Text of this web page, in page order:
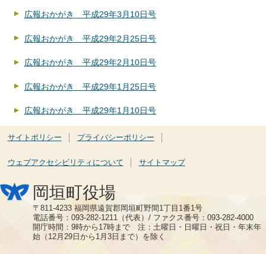
広報おかがき 平成29年3月10日号
広報おかがき 平成29年2月25日号
広報おかがき 平成29年2月10日号
広報おかがき 平成29年1月25日号
広報おかがき 平成29年1月10日号
サイトポリシー プライバシーポリシー
ウェブアクセシビリティについて サイトマップ
岡垣町役場
〒811-4233 福岡県遠賀郡岡垣町野間1丁目1番1号
電話番号：093-282-1211（代表）/ ファクス番号：093-282-4000
開庁時間：9時から17時まで 注：土曜日・日曜日・祝日・年末年
始（12月29日から1月3日まで）を除く